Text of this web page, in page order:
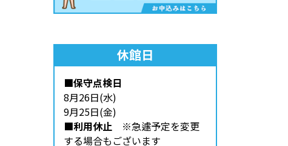
休館日
■保守点検日
8月26日(水)
9月25日(金)
■利用休止 ※急遽予定を変更
する場合もございます